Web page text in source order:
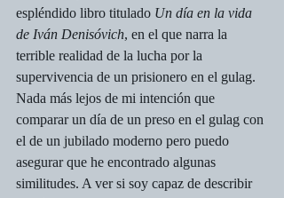
espléndido libro titulado Un día en la vida
de Iván Denisóvich, en el que narra la
terrible realidad de la lucha por la
supervivencia de un prisionero en el gulag.
Nada más lejos de mi intención que
comparar un día de un preso en el gulag con
el de un jubilado moderno pero puedo
asegurar que he encontrado algunas
similitudes. A ver si soy capaz de describir